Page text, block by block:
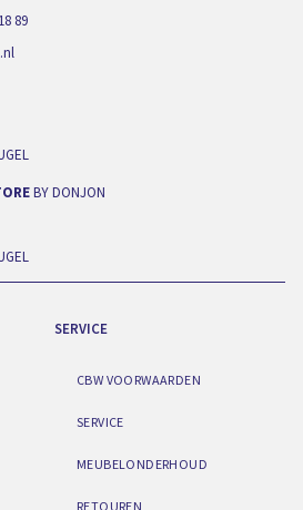
89
BY DONJON
SERVICE
CBW VOORWAARDEN
SERVICE
MEUBELONDERHOUD
RETOUREN